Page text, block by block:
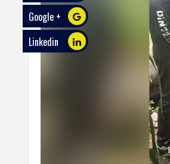
ECO
PLAY
TRABAJOS
Google +
Linkedin